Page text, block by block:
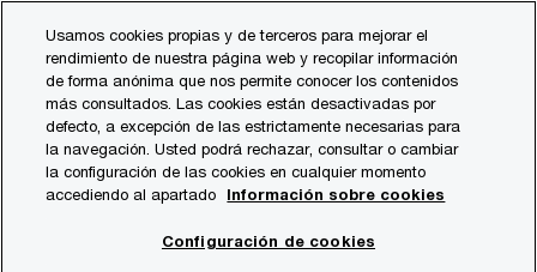
content
footer
contacts
Usamos cookies propias y de terceros para mejorar el
rendimiento de nuestra página web y recopilar información
de forma anónima que nos permite conocer los contenidos
más consultados. Las cookies están desactivadas por
defecto, a excepción de las estrictamente necesarias para
la navegación. Usted podrá rechazar, consultar o cambiar
la configuración de las cookies en cualquier momento
accediendo al apartado
Información sobre cookies
Configuración de cookies